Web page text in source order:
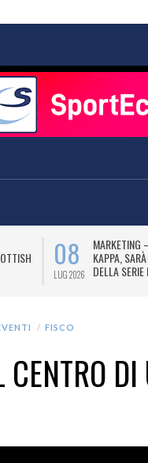
08
LUG 2026
MARKETING
KAPPA,
DELLA SERIE
FISCO
CENTRO